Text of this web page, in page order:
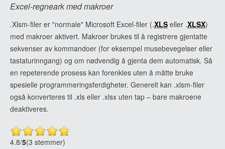
Excel-regneark med makroer
.Xlsm-filer er "normale" Microsoft Excel-filer (.XLS eller .XLSX)
med makroer aktivert. Makroer brukes til å registrere gjentatte
sekvenser av kommandoer (for eksempel musebevegelser eller
tastaturinngang) og om nødvendig å gjenta dem automatisk. Så
en repeterende prosess kan forenkles uten å måtte bruke
spesielle programmeringsferdigheter. Generelt kan .xlsm-filer
også konverteres til .xls eller .xlsx uten tap – bare makroene
deaktiveres.
4.8/5(3 stemmer)